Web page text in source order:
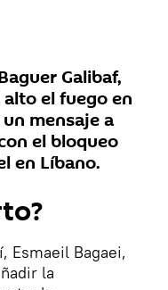
Galibaf,
el fuego en
mensaje a
el bloqueo
en Líbano.
Esmaeil Bagaei,
la